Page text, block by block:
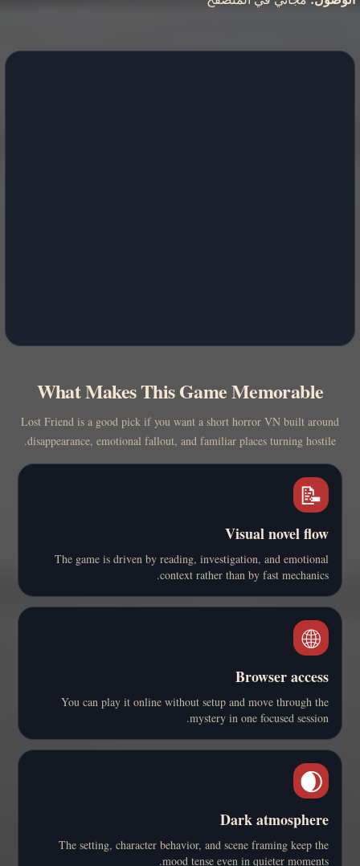
What Makes This Game Memorable
Lost Friend is a good pick if you want a short horror VN built around
disappearance, emotional fallout, and familiar places turning hostile.
📝
Visual novel flow
The game is driven by reading, investigation, and emotional
context rather than by fast mechanics.
🌐
Browser access
You can play it online without setup and move through the
mystery in one focused session.
🌒
Dark atmosphere
The setting, character behavior, and scene framing keep the
mood tense even in quieter moments.